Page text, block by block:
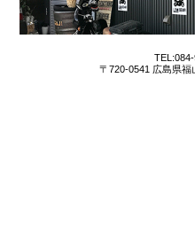
〒720-0541 広島県福